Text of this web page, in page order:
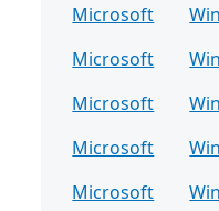
Microsoft
Microsoft
Microsoft
Microsoft
Microsoft